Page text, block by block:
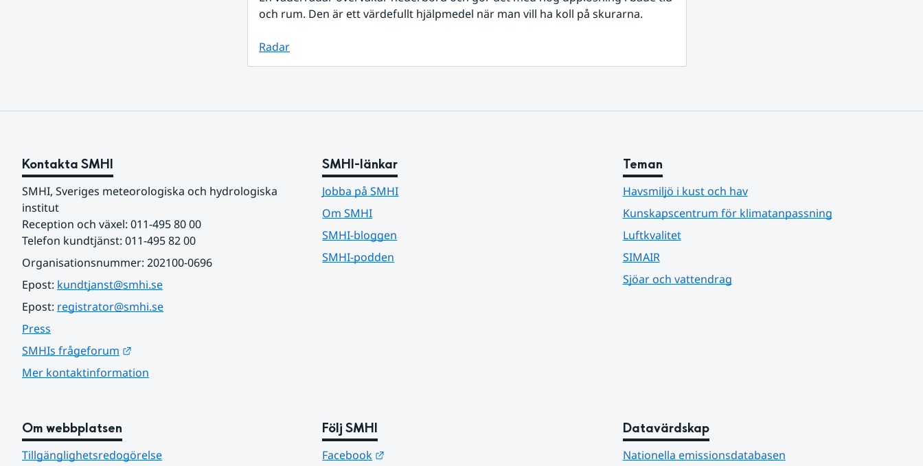
och rum. Den är ett värdefullt hjälpmedel när man vill ha koll på skurarna.
Radar
Kontakta SMHI
SMHI, Sveriges meteorologiska och hydrologiska
institut
Reception och växel: 011-495 80 00
Telefon kundtjänst: 011-495 82 00
Organisationsnummer: 202100-0696
Epost: kundtjanst@smhi.se
Epost: registrator@smhi.se
Press
SMHIs frågeforum
Mer kontaktinformation
SMHI-länkar
Jobba på SMHI
Om SMHI
SMHI-bloggen
SMHI-podden
Teman
Havsmiljö i kust och hav
Kunskapscentrum för klimatanpassning
Luftkvalitet
SIMAIR
Sjöar och vattendrag
Om webbplatsen
Tillgänglighetsredogörelse
Följ SMHI
Facebook
Datavärdskap
Nationella emissionsdatabasen